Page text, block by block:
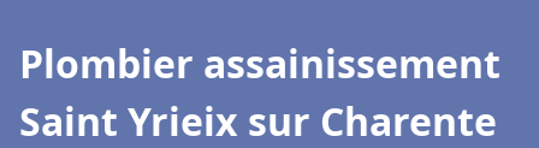
Plombier assainissement
Saint Yrieix sur Charente